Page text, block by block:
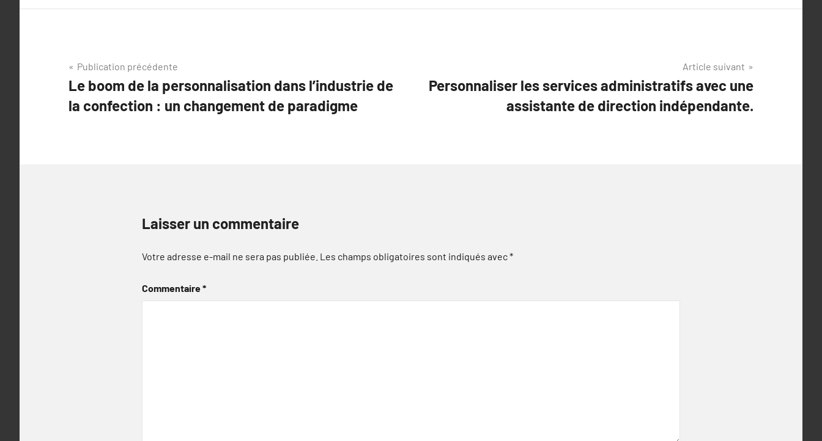
Navigation
de
l’article
Publication précédente
Le boom de la personnalisation dans l’industrie de
la confection : un changement de paradigme
Article suivant
Personnaliser les services administratifs avec une
assistante de direction indépendante.
Laisser un commentaire
Votre adresse e-mail ne sera pas publiée. Les champs obligatoires sont indiqués avec*
Commentaire*